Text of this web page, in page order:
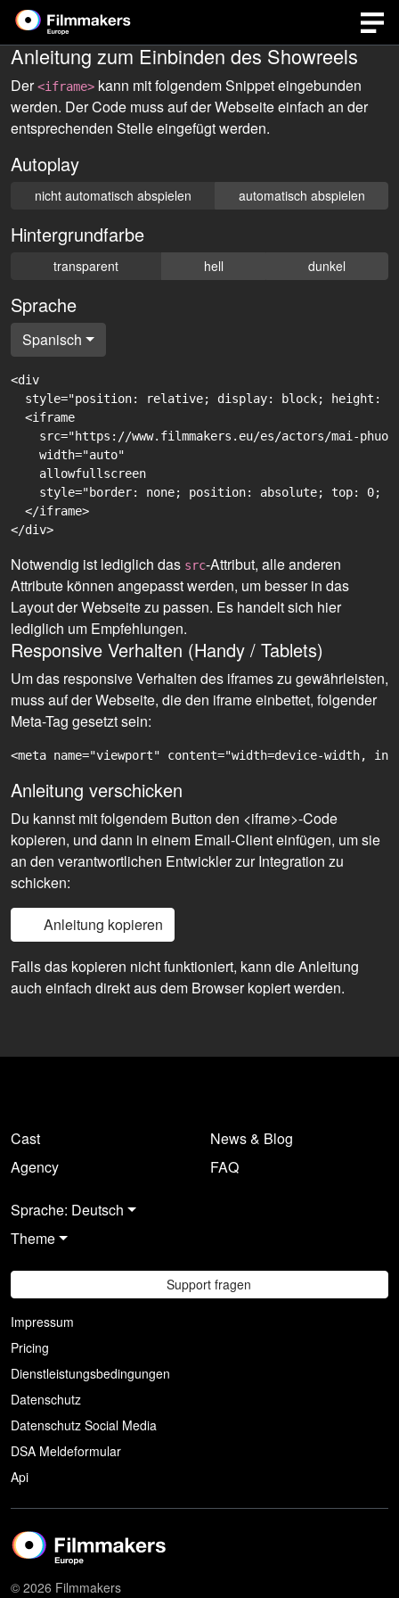
Anleitung zum Einbinden des Showreels
Der<iframe> kann mit folgendem Snippet eingebunden
werden. Der Code muss auf der Webseite einfach an der
entsprechenden Stelle eingefügt werden.
Autoplay
nicht automatisch abspielen automatisch abspielen
Hintergrundfarbe
transparent hell dunkel
Sprache
Spanisch
<div
style="position: relative; display: block; height:
  <iframe
src="https://www.filmmakers.eu/es/actors/mai-
    width="auto"
    allowfullscreen
style="border: none; position: absolute; top: 0;
  </iframe>
Notwendig ist lediglich das src-Attribut, alle anderen
Attribute können angepasst werden, um besser in das
Layout der Webseite zu passen. Es handelt sich hier
lediglich um Empfehlungen.
Responsive Verhalten (Handy / Tablets)
Um das responsive Verhalten des iframes zu gewährleisten,
muss auf der Webseite, die den iframe einbettet, folgender
Meta-Tag gesetzt sein:
<meta name="viewport" content="width=device-width,
Anleitung verschicken
Du kannst mit folgendem Button den <iframe>-Code
kopieren, und dann in einem Email-Client einfügen, um sie
an den verantwortlichen Entwickler zur Integration zu
schicken:
Anleitung kopieren
Falls das kopieren nicht funktioniert, kann die Anleitung
auch einfach direkt aus dem Browser kopiert werden.
Cast
Agency
News & Blog
FAQ
Sprache: Deutsch
Theme
Support fragen
Impressum
Pricing
Dienstleistungsbedingungen
Datenschutz
Datenschutz Social Media
DSA Meldeformular
Api
© 2026 Filmmakers